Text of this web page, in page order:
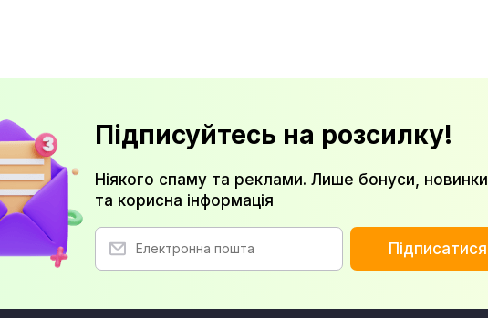
Підписуйтесь на розсилку!
Ніякого спаму та реклами. Лише бонуси, новинки
та корисна інформація
Підписатися